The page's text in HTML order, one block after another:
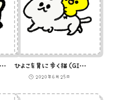
ギョウザの妖精のイラスト ひよこを背に歩く猫（GIFアニメ）
2020年6月25日